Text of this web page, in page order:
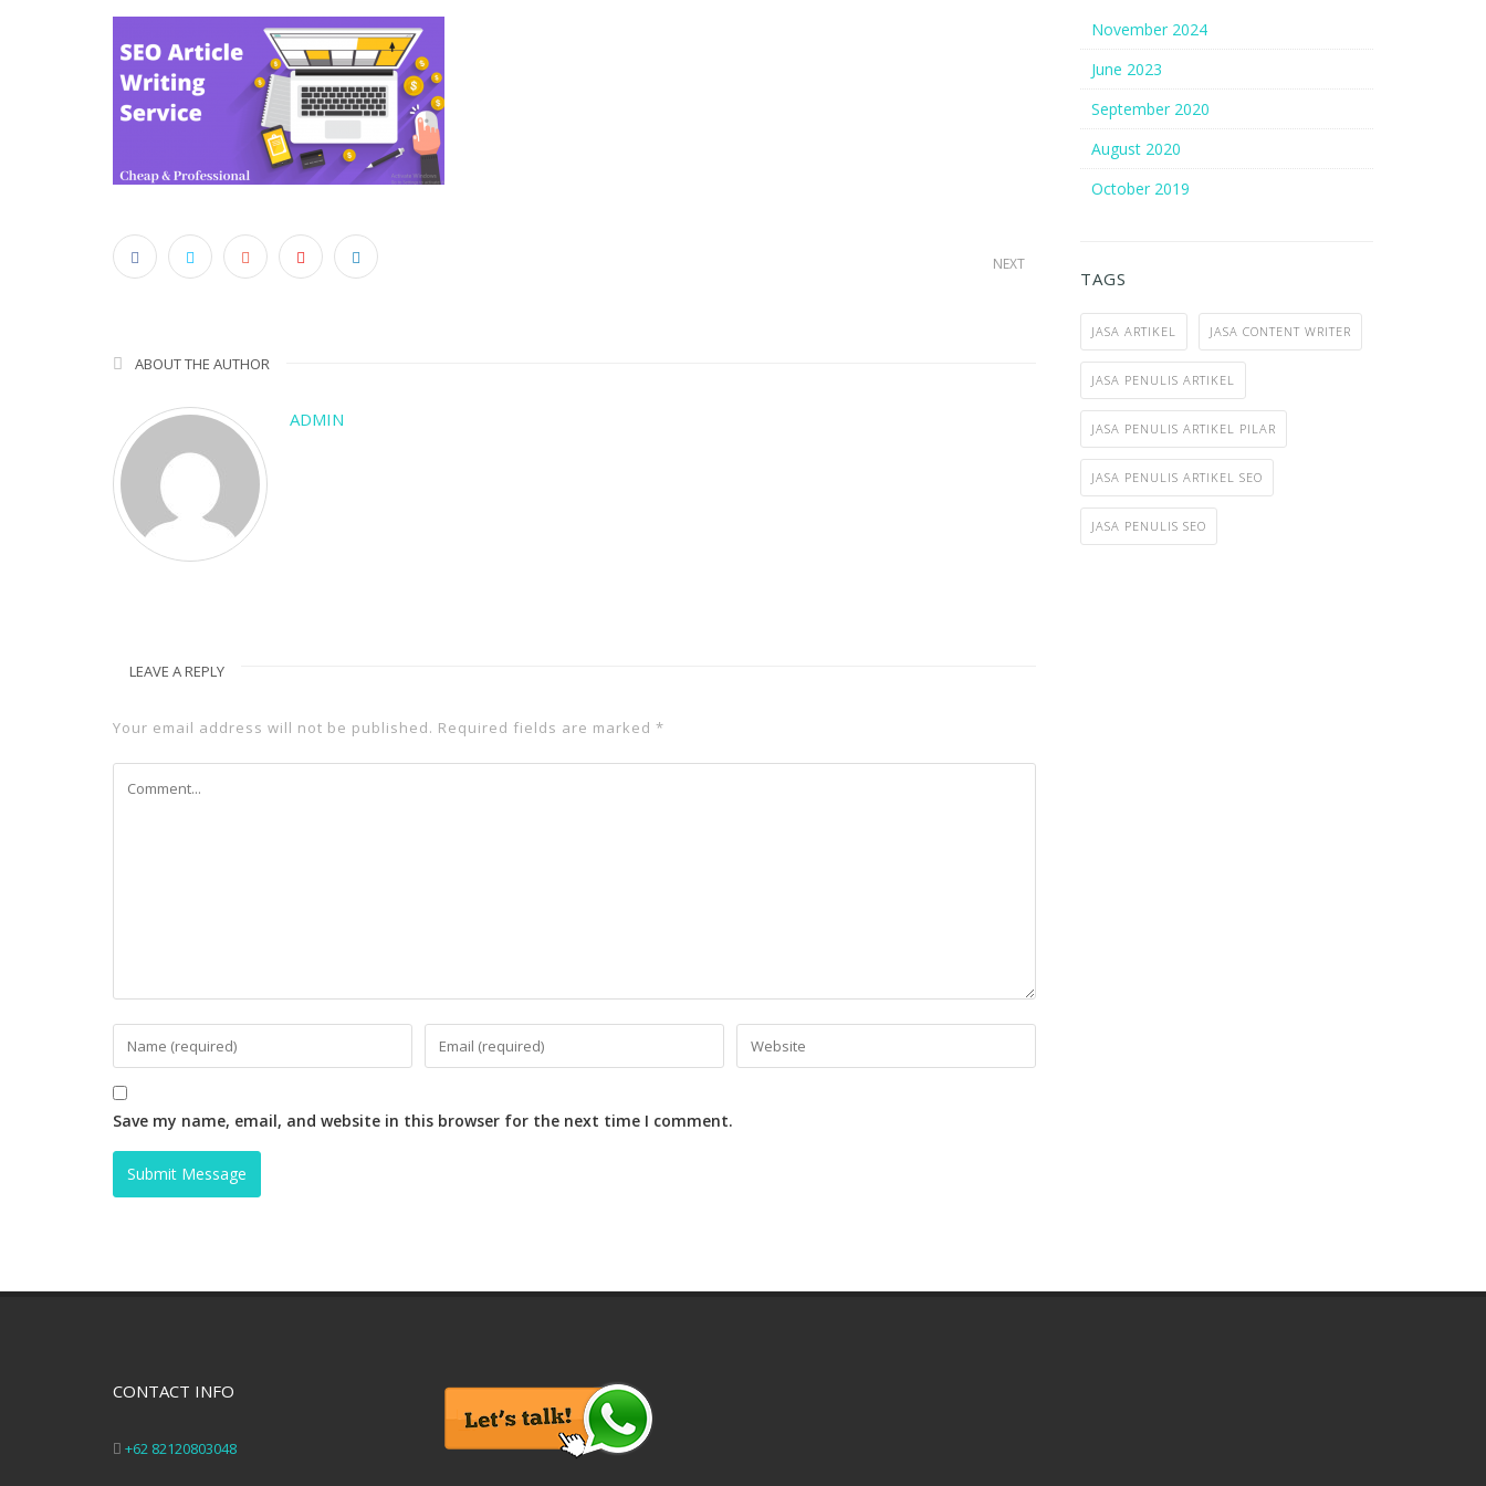
NEXT
ABOUT THE AUTHOR
ADMIN
LEAVE A REPLY
Your email address will not be published. Required fields are marked *
Save my name, email, and website in this browser for the next time I comment.
November 2024
June 2023
September 2020
August 2020
October 2019
TAGS
JASA ARTIKEL JASA CONTENT WRITER
JASA PENULIS ARTIKEL
JASA PENULIS ARTIKEL PILAR
JASA PENULIS ARTIKEL SEO
JASA PENULIS SEO
CONTACT INFO
+62 82120803048